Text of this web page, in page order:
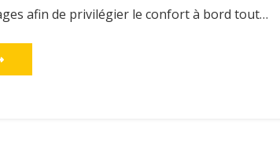
afin de privilégier le confort à bord tout…